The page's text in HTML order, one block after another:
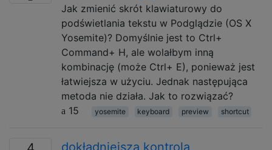
Jak zmienić skrót klawiaturowy do
podświetlania tekstu w Podglądzie (OS X
Yosemite)? Domyślnie jest to Ctrl+
Command+ H, ale wolałbym inną
kombinację (może Ctrl+ E), ponieważ jest
łatwiejsza w użyciu. Jednak następująca
metoda nie działa. Jak to rozwiązać?
15
yosemite keyboard preview shortcut
dokładniejsza kontrola